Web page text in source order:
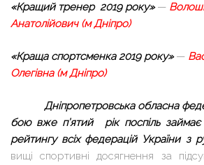
«Кращий тренер 2019 року»—
Анатолійович (м Дніпро)
«Краща спортсменка 2019 року»—
Олегівна (м Дніпро)
Дніпропетровська обласна
бою вже п’ятий рік поспіль
рейтингу всіх федерацій України з
вищі спортивні досягнення за